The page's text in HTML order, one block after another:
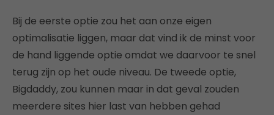
Bij de eerste optie zou het aan onze eigen
optimalisatie liggen, maar dat vind ik de minst voor
de hand liggende optie omdat we daarvoor te snel
terug zijn op het oude niveau. De tweede optie,
Bigdaddy, zou kunnen maar in dat geval zouden
meerdere sites hier last van hebben gehad